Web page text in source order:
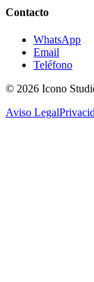
Contacto
WhatsApp
Email
Teléfono
© 2026 Icono
Aviso Legal